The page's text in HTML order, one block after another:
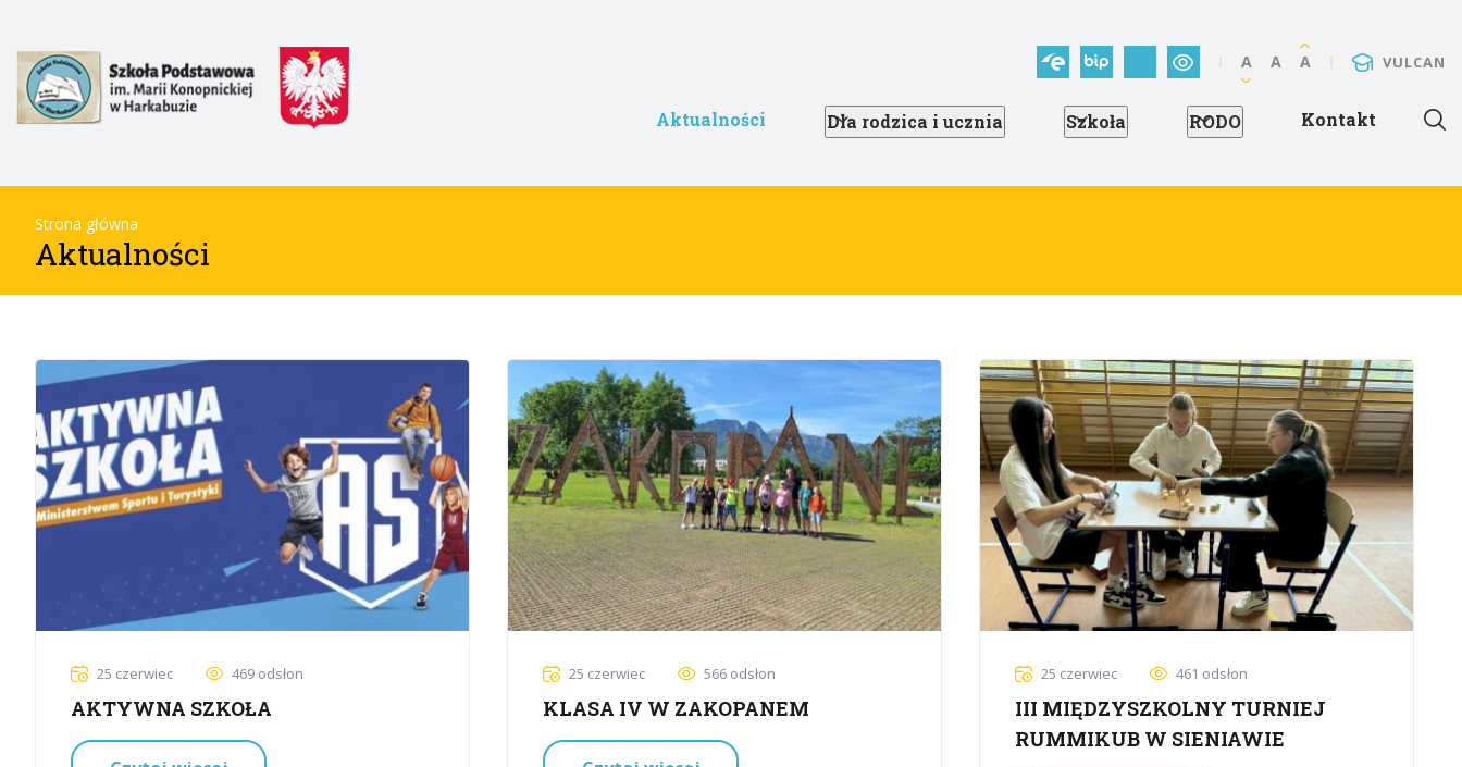
A A A VULCAN
Aktualności Dla rodzica i ucznia Szkoła RODO Kontakt
Strona główna
Aktualności
25 czerwiec 469 odsłon
AKTYWNA SZKOŁA
25 czerwiec 566 odsłon
KLASA IV W ZAKOPANEM
25 czerwiec 461 odsłon
III MIĘDZYSZKOLNY TURNIEJ
RUMMIKUB W SIENIAWIE